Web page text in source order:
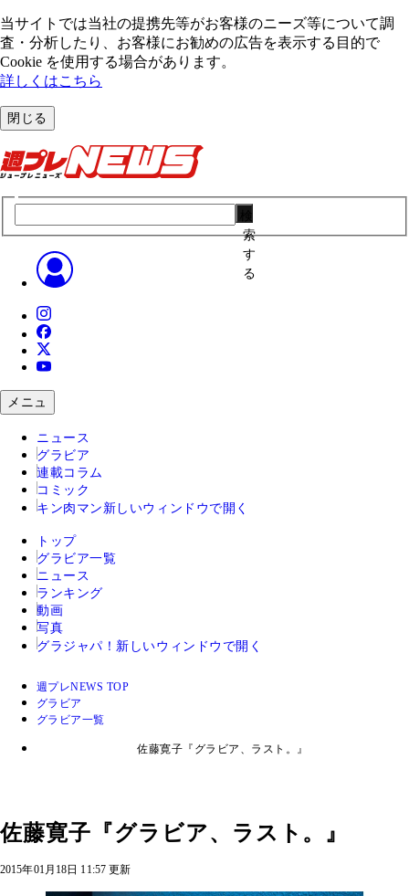
当サイトでは当社の提携先等がお客様のニーズ等について調
査・分析したり、お客様にお勧めの広告を表⽰する⽬的で
Cookie を使⽤する場合があります。
詳しくはこちら
閉じる
索
す
る
メニュ
ニュース
グラビア
連載コラム
コミック
キン肉マン 新しいウィンドウで開く
トップ
グラビア一覧
ニュース
ランキング
動画
写真
グラジャパ！ 新しいウィンドウで開く
週プレNEWS TOP
グラビア
グラビア一覧
佐藤寛子『グラビア、ラスト。』
佐藤寛子『グラビア、ラスト。』
2015年01月18日 11:57 更新